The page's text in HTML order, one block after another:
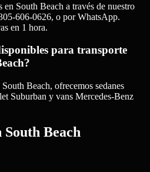
en South Beach a través de nuestro
606-0626, o por WhatsApp.
en 1 hora.
para transporte
Beach, ofrecemos sedanes
Suburban y vans Mercedes-Benz
South Beach